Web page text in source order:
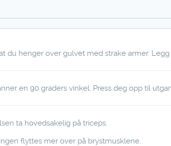
du henger over gulvet med strake armer.
en 90 graders vinkel. Press deg opp til
ta hovedsakelig på triceps.
flyttes mer over på brystmusklene.